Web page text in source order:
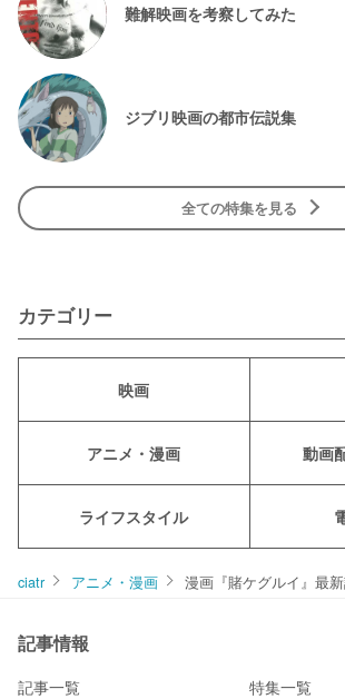
難解映画を考察してみた
ジブリ映画の都市伝説集
全ての特集を見る
カテゴリー
映画
アニメ・漫画 動画
ライフスタイル
ciatr アニメ・漫画 漫画『賭ケグルイ』最
記事情報
記事一覧 特集一覧